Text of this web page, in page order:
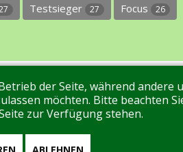
Testsieger 27 Focus 26
Sie uns! Login
der Seite, während
möchten. Bitte beachten
zur Verfügung stehen.